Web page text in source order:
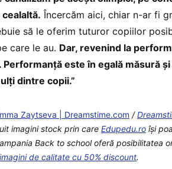
Încercăm aici, chiar n-ar fi
să le oferim tuturor copiilor
care le au. Dar, revenind la
Performanță este în egală măsură
dintre copii.”
Zaytseva | Dreamstime.com /
imagini stock prin care Edupedu.ro îşi
Back to school oferă posibilitatea
de calitate cu 50% discount.